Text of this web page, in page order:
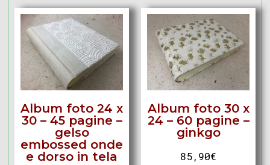
Album foto 24 x
30 – 45 pagine –
gelso
embossed onde
e dorso in tela
Album foto 30 x
24 – 60 pagine –
ginkgo
85,90€